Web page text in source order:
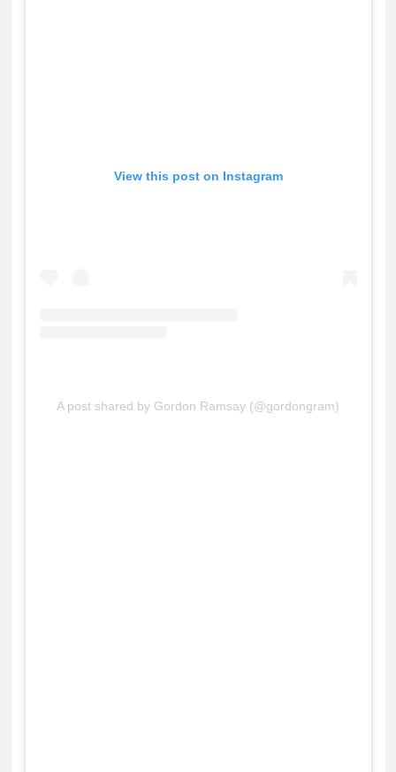
View this post on Instagram
A post shared by Gordon Ramsay (@gordongram)